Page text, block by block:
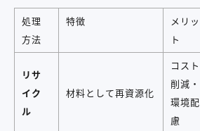
処理
方法
特徴
メリッ
ト
リサ
イク
ル
材料として再資源化
コスト
削減・
環境配
慮